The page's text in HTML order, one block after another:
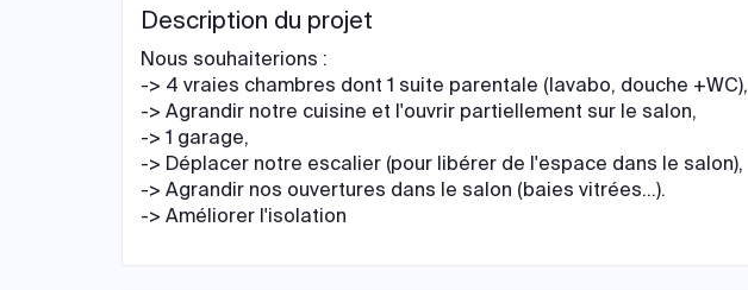
Description du projet
Nous souhaiterions :
-> 4 vraies chambres dont 1 suite parentale (lavabo, douche +WC),
-> Agrandir notre cuisine et l'ouvrir partiellement sur le salon,
-> 1 garage,
-> Déplacer notre escalier (pour libérer de l'espace dans le salon),
-> Agrandir nos ouvertures dans le salon (baies vitrées...).
-> Améliorer l'isolation